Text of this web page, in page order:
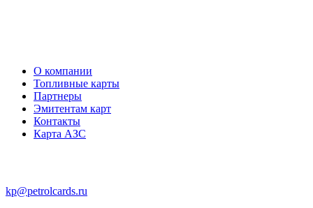
О компании
Топливные карты
Партнеры
Эмитентам карт
Контакты
Карта АЗС
kp@petrolcards.ru